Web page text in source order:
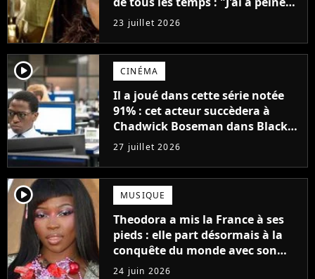
réussi à aller jusqu'au générique
de fin"
23 juillet 2026
player2 CINÉMA
Il a joué dans cette série notée
91% : cet acteur succèdera à
Chadwick Boseman dans Black
Panther 3
27 juillet 2026
player2 MUSIQUE
Theodora a mis la France à ses
pieds : elle part désormais à la
conquête du monde avec son
premier gros feat international
24 juin 2026